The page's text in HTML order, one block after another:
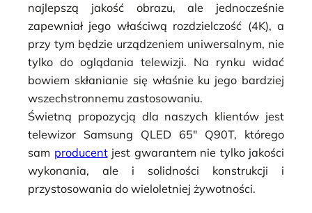
najlepszą jakość obrazu, ale jednocześnie
zapewniał jego właściwą rozdzielczość (4K), a
przy tym będzie urządzeniem uniwersalnym, nie
tylko do oglądania telewizji. Na rynku widać
bowiem skłanianie się właśnie ku jego bardziej
wszechstronnemu zastosowaniu.
Świetną propozycją dla naszych klientów jest
telewizor Samsung QLED 65″ Q90T, którego
sam producentjest gwarantem nie tylko jakości
wykonania, ale i solidności konstrukcji i
przystosowania do wieloletniej żywotności.